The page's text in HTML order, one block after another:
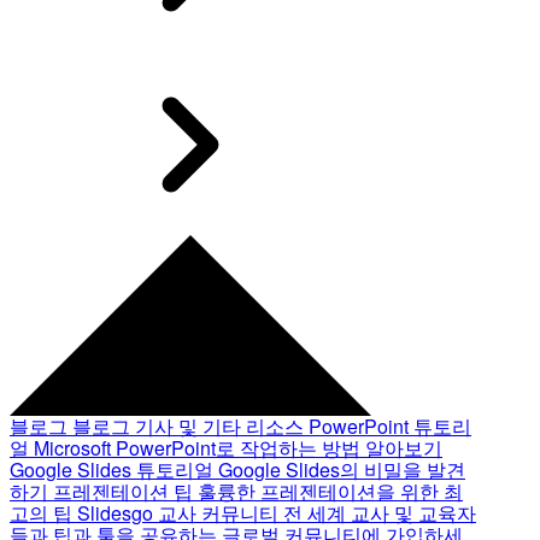
블로그 블로그 기사 및 기타 리소스 PowerPoint 튜토리
얼 Microsoft PowerPoint로 작업하는 방법 알아보기
Google Slides 튜토리얼 Google Slides의 비밀을 발견
하기 프레젠테이션 팁 훌륭한 프레젠테이션을 위한 최
고의 팁 Slidesgo 교사 커뮤니티 전 세계 교사 및 교육자